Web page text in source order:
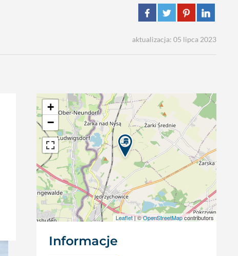
aktualizacja: 05 lipca 2023
+
−
Leaflet| ©OpenStreetMapcontributors
Informacje